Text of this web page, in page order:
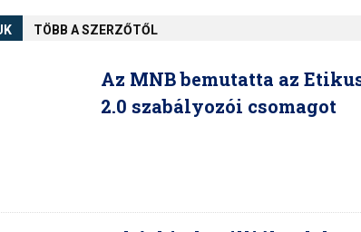
TÖBB A SZERZŐTŐL
Az MNB bemutatta az
2.0 szabályozói csomagot